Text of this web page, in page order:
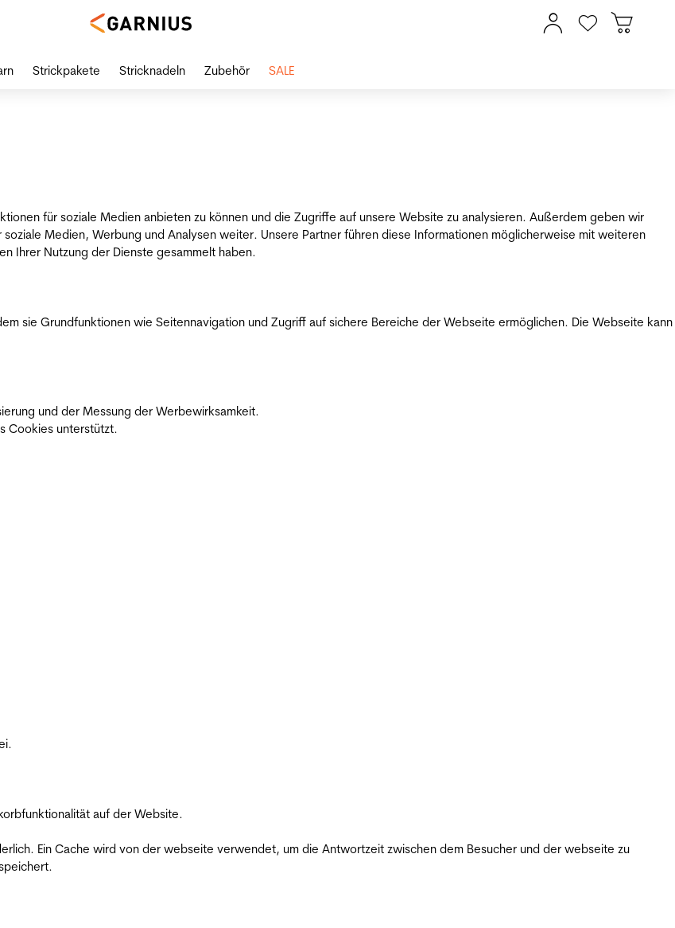
für soziale Medien anbieten zu können und die Zugriffe auf unsere Website zu analysieren. Außerdem geben wir
Medien, Werbung und Analysen weiter. Unsere Partner führen diese Informationen möglicherweise mit weiteren
Ihrer Nutzung der Dienste gesammelt haben.
sie Grundfunktionen wie Seitennavigation und Zugriff auf sichere Bereiche der Webseite ermöglichen. Die Webseite kann
und der Messung der Werbewirksamkeit.
Cookies unterstützt.
auf der Website.
Ein Cache wird von der webseite verwendet, um die Antwortzeit zwischen dem Besucher und der webseite zu
Strickpakete Stricknadeln Zubehör SALE